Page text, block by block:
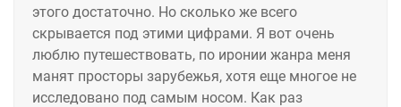
этого достаточно. Но сколько же всего
скрывается под этими цифрами. Я вот очень
люблю путешествовать, по иронии жанра меня
манят просторы зарубежья, хотя еще многое не
исследовано под самым носом. Как раз